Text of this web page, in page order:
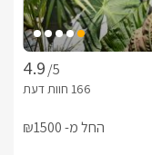
/5
החל מ- ₪1500